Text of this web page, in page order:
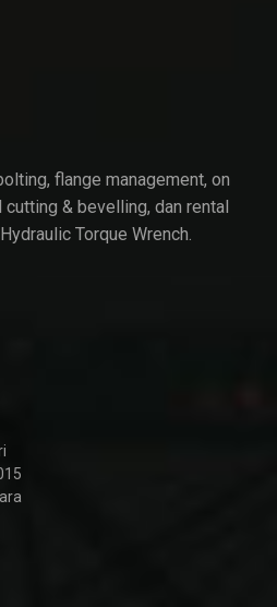
flange management, on
& bevelling, dan rental
Torque Wrench.